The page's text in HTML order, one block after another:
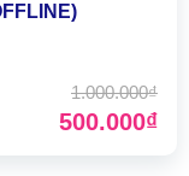
1.000.000₫
500.000₫